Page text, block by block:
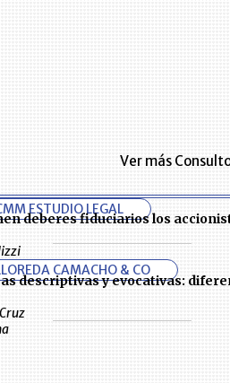
empresas
Ver más
ESTUDIO LEGAL
deberes fiduciarios los
CAMACHO & CO
descriptivas y evocativas: